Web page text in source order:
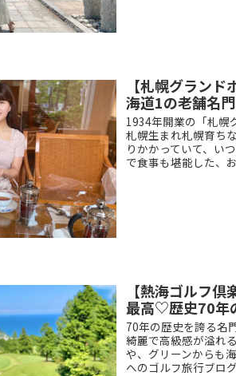
【札幌グラン
海道1の老舗名
1934年開業の「札幌
札幌生まれ札幌育ち
りかかっていて、い
で食事も堪能した、
【熱海ゴルフ
最高♡歴史70年
70年の歴史を誇る名
綺麗で高級感が溢れ
や、グリーンからも
へのゴルフ旅行ブロ